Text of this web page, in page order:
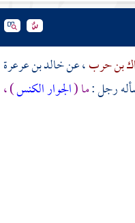
بن حرب، عنخالد بن عرعرة
رجل :ما (الجوار الكنس) ،